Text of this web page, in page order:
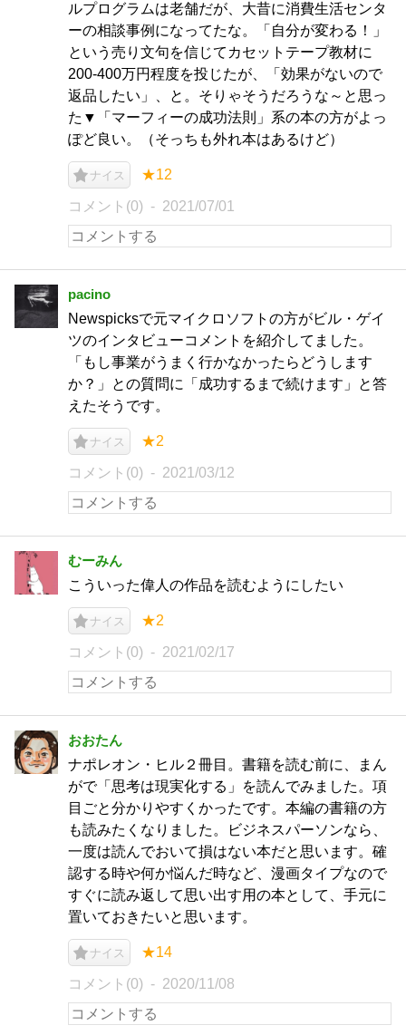
ルプログラムは老舗だが、大昔に消費生活センタ
ーの相談事例になってたな。「自分が変わる！」
という売り文句を信じてカセットテープ教材に
200-400万円程度を投じたが、「効果がないので
返品したい」、と。そりゃそうだろうな～と思っ
た▼「マーフィーの成功法則」系の本の方がよっ
ぽど良い。（そっちも外れ本はあるけど）
ナイス ★12
コメント(0) 2021/07/01
pacino
Newspicksで元マイクロソフトの方がビル・ゲイ
ツのインタビューコメントを紹介してました。
「もし事業がうまく行かなかったらどうします
か？」との質問に「成功するまで続けます」と答
えたそうです。
ナイス ★2
コメント(0) 2021/03/12
むーみん
こういった偉人の作品を読むようにしたい
ナイス ★2
コメント(0) 2021/02/17
おおたん
ナポレオン・ヒル２冊目。書籍を読む前に、まん
がで「思考は現実化する」を読んでみました。項
目ごと分かりやすくかったです。本編の書籍の方
も読みたくなりました。ビジネスパーソンなら、
一度は読んでおいて損はない本だと思います。確
認する時や何か悩んだ時など、漫画タイプなので
すぐに読み返して思い出す用の本として、手元に
置いておきたいと思います。
ナイス ★14
コメント(0) 2020/11/08